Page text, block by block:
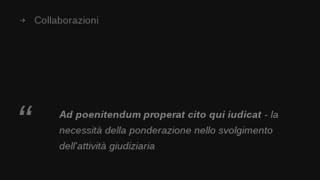
Collaborazioni
Ad poenitendum properat cito qui iudicat- la
necessità della ponderazione nello svolgimento
dell'attività giudiziaria